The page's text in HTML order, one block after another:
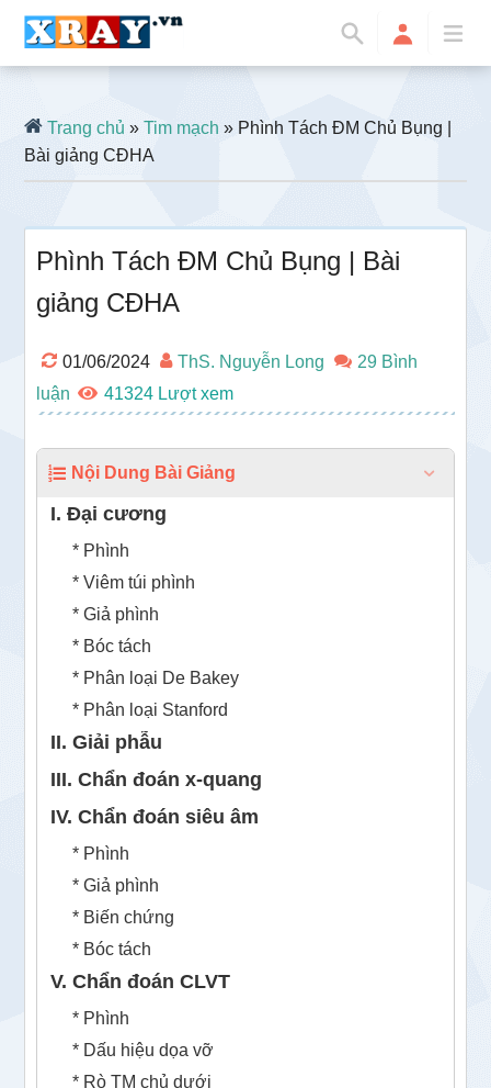
Trang chủ »Tim mạch » Phình Tách ĐM Chủ Bụng |
Bài giảng CĐHA
Phình Tách ĐM Chủ Bụng | Bài
giảng CĐHA
01/06/2024 ThS. Nguyễn Long
29 Bình
luận
41324
Nội Dung Bài Giảng
I. Đại cương
* Phình
* Viêm túi phình
* Giả phình
* Bóc tách
* Phân loại De Bakey
* Phân loại Stanford
II. Giải phẫu
III. Chẩn đoán x-quang
IV. Chẩn đoán siêu âm
* Phình
* Giả phình
* Biến chứng
* Bóc tách
V. Chẩn đoán CLVT
* Phình
* Dấu hiệu dọa vỡ
* Rò TM chủ dưới